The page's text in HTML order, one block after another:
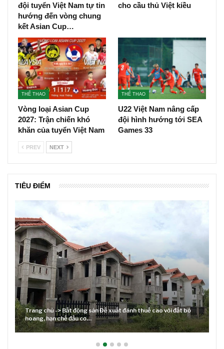
đội tuyển Việt Nam tự tin
hướng đến vòng chung
kết Asian Cup…
cho cầu thủ Việt kiều
THỂ THAO
Vòng loại Asian Cup
2027: Trận chiến khó
khăn của tuyển Việt Nam
THỂ THAO
U22 Việt Nam nâng cấp
đội hình hướng tới SEA
Games 33
PREV NEXT
TIÊU ĐIỂM
Lãi suất neo cao và cuộc tái cơ cấu trên thị trường BĐS